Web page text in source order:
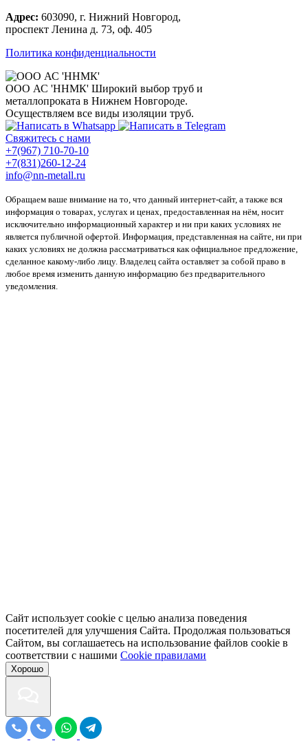
Адрес: 603090, г. Нижний Новгород,
проспект Ленина д. 73, оф. 405
Политика конфиденциальности
ООО АС 'ННМК' Широкий выбор труб и
металлопроката в Нижнем Новгороде.
Осуществляем все виды изоляции труб.
Свяжитесь с нами
+7(967) 710-70-10
+7(831)260-12-24
info@nn-metall.ru
Обращаем ваше внимание на то, что данный интернет-сайт, а также вся
информация о товарах, услугах и ценах, предоставленная на нём, носит
исключительно информационный характер и ни при каких условиях не
является публичной офертой. Информация, представленная на сайте, ни при
каких условиях не должна рассматриваться как официальное предложение,
сделанное какому-либо лицу. Владелец сайта оставляет за собой право в
любое время изменить данную информацию без предварительного
уведомления.
Сайт использует cookie с целью анализа поведения
посетителей для улучшения Сайта. Продолжая пользоваться
Сайтом, вы соглашаетесь на использование файлов cookie в
соответствии с нашими Cookiе правилами
Хорошо